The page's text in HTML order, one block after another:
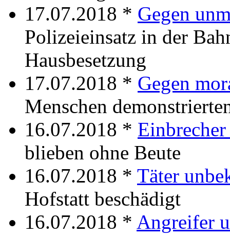
17.07.2018 * Gegen
Polizeieinsatz in der
Hausbesetzung
17.07.2018 * Gegen
Menschen
16.07.2018 *
blieben ohne Beute
16.07.2018 * Täter
Hofstatt beschädigt
16.07.2018 * Angreifer